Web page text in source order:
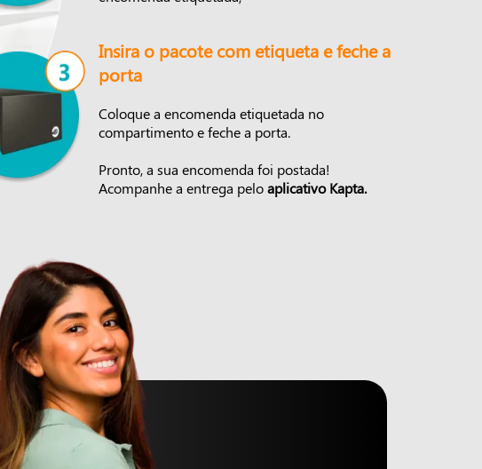
Insira o pacote com etiqueta e feche a
porta
Coloque a encomenda etiquetada no
compartimento e feche a porta.
Pronto, a sua encomenda foi postada!
Acompanhe a entrega peloaplicativo Kapta.